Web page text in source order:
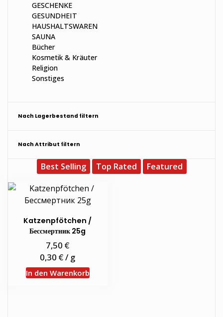
GESCHENKE
GESUNDHEIT
HAUSHALTSWAREN
SAUNA
Bücher
Kosmetik & Kräuter
Religion
Sonstiges
Nach Lagerbestand filtern
Nach Attribut filtern
Best Selling Top Rated Featured
Katzenpfötchen /
Бессмертник 25g
7,50€
0,30€/ g
In den Warenkorb